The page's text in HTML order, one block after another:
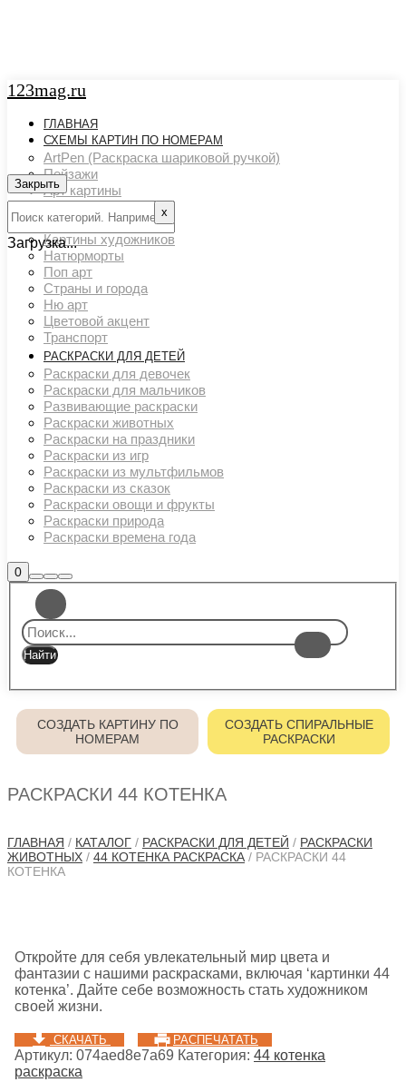
123mag.ru
ГЛАВНАЯ
СХЕМЫ КАРТИН ПО НОМЕРАМ
ArtPen (Раскраска шариковой ручкой)
Пейзажи
Арт картины
Животный мир
Люди
Картины художников
Натюрморты
Поп арт
Страны и города
Ню арт
Цветовой акцент
Транспорт
РАСКРАСКИ ДЛЯ ДЕТЕЙ
Раскраски для девочек
Раскраски для мальчиков
Развивающие раскраски
Раскраски животных
Раскраски на праздники
Раскраски из игр
Раскраски из мультфильмов
Раскраски из сказок
Раскраски овощи и фрукты
Раскраски природа
Раскраски времена года
0Боковая
панель
магазина
Найти
Больше
информации
Главное
меню
СОЗДАТЬ КАРТИНУ ПО
НОМЕРАМ
СОЗДАТЬ СПИРАЛЬНЫЕ
РАСКРАСКИ
РАСКРАСКИ 44 КОТЕНКА
ГЛАВНАЯ / КАТАЛОГ / РАСКРАСКИ ДЛЯ ДЕТЕЙ / РАСКРАСКИ
ЖИВОТНЫХ / 44 КОТЕНКА РАСКРАСКА/ РАСКРАСКИ 44
КОТЕНКА
Откройте для себя увлекательный мир цвета и
фантазии с нашими раскрасками, включая ‘картинки 44
котенка’. Дайте себе возможность стать художником
своей жизни.
СКАЧАТЬ РАСПЕЧАТАТЬ
Артикул: 074aed8e7a69 Категория: 44 котенка
раскраска
Закрыть
х
Загрузка...